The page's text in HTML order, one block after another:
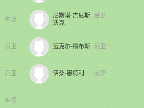
中场
后卫
后卫
中场
后卫
尼斯塔-吉尼斯
沃克
后卫
迈克尔-福布斯
前锋
伊桑·惠特利